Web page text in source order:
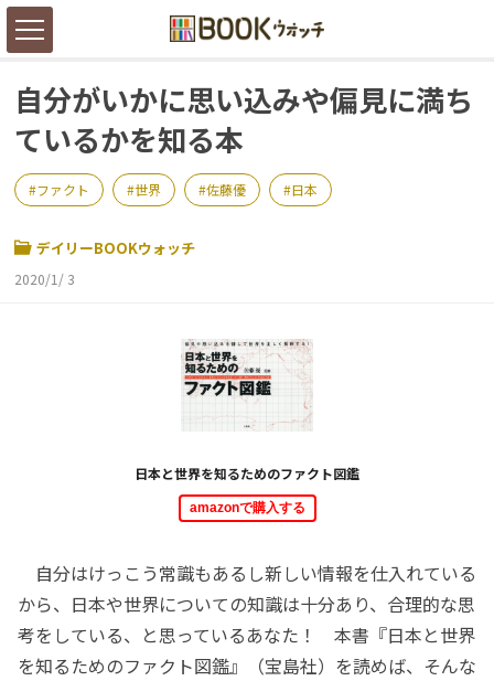
自分がいかに思い込みや偏見に満ち
ているかを知る本
ファクト 世界 佐藤優 日本
デイリーBOOKウォッチ
2020/1/ 3
日本と世界を知るためのファクト図鑑
amazonで購入する
自分はけっこう常識もあるし新しい情報を仕入れている
から、日本や世界についての知識は十分あり、合理的な思
考をしている、と思っているあなた！ 本書『日本と世界
を知るためのファクト図鑑』（宝島社）を読めば、そんな